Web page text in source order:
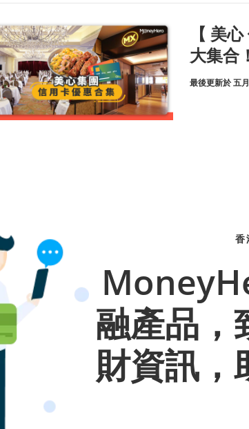
【 美
大集合！
最後更新於 五
香
融產品，
財資訊，